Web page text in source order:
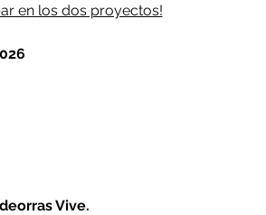
en los dos proyectos!
Vive.